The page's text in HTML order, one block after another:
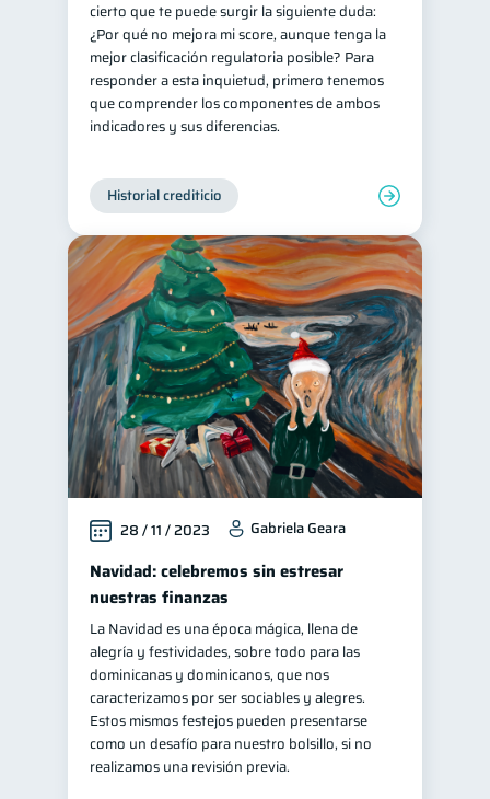
cierto que te puede surgir la siguiente duda:
¿Por qué no mejora mi score, aunque tenga la
mejor clasificación regulatoria posible? Para
responder a esta inquietud, primero tenemos
que comprender los componentes de ambos
indicadores y sus diferencias.
Historial crediticio
28 / 11 / 2023 Gabriela Geara
Navidad: celebremos sin estresar
nuestras finanzas
La Navidad es una época mágica, llena de
alegría y festividades, sobre todo para las
dominicanas y dominicanos, que nos
caracterizamos por ser sociables y alegres.
Estos mismos festejos pueden presentarse
como un desafío para nuestro bolsillo, si no
realizamos una revisión previa.